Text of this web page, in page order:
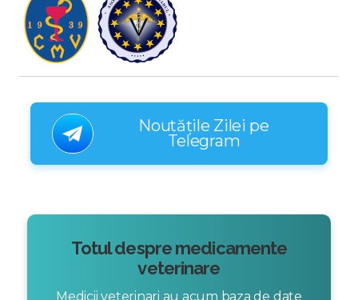
Noutățile Zilei pe
Telegram
Totul despre medicamente
veterinare
Medicii veterinari au acum baza de date